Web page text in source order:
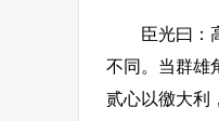
臣光曰：高
不同。当群雄
贰心以徼大利